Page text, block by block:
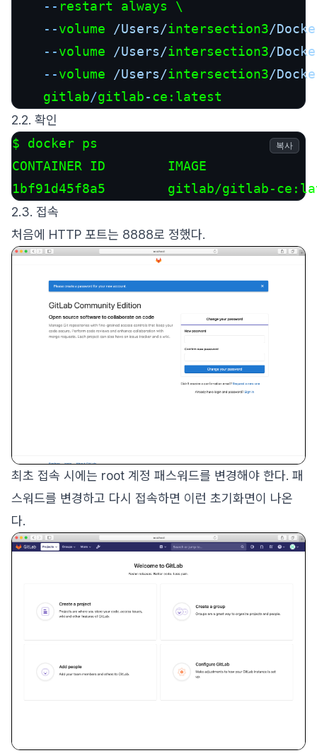
-- restart always \
--volume /Users/intersection3/
--volume /Users/intersection3/
--volume /Users/intersection3/
    gitlab
/gitlab-ce:latest
2.2. 확인
$ docker ps
CONTAINER ID        IMAGE
1bf91d45f8a5        gitlab/gitlab-
복사
2.3. 접속
처음에 HTTP 포트는 8888로 정했다.
최초 접속 시에는 root 계정 패스워드를 변경해야 한다. 패
스워드를 변경하고 다시 접속하면 이런 초기화면이 나온
다.